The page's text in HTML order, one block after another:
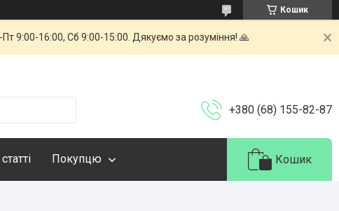
Кошик
9:00-16:00, Сб 9:00-15:00. Дякуємо за розуміння! 🙏
+380 (68) 155-82-87
Покупцю Кошик